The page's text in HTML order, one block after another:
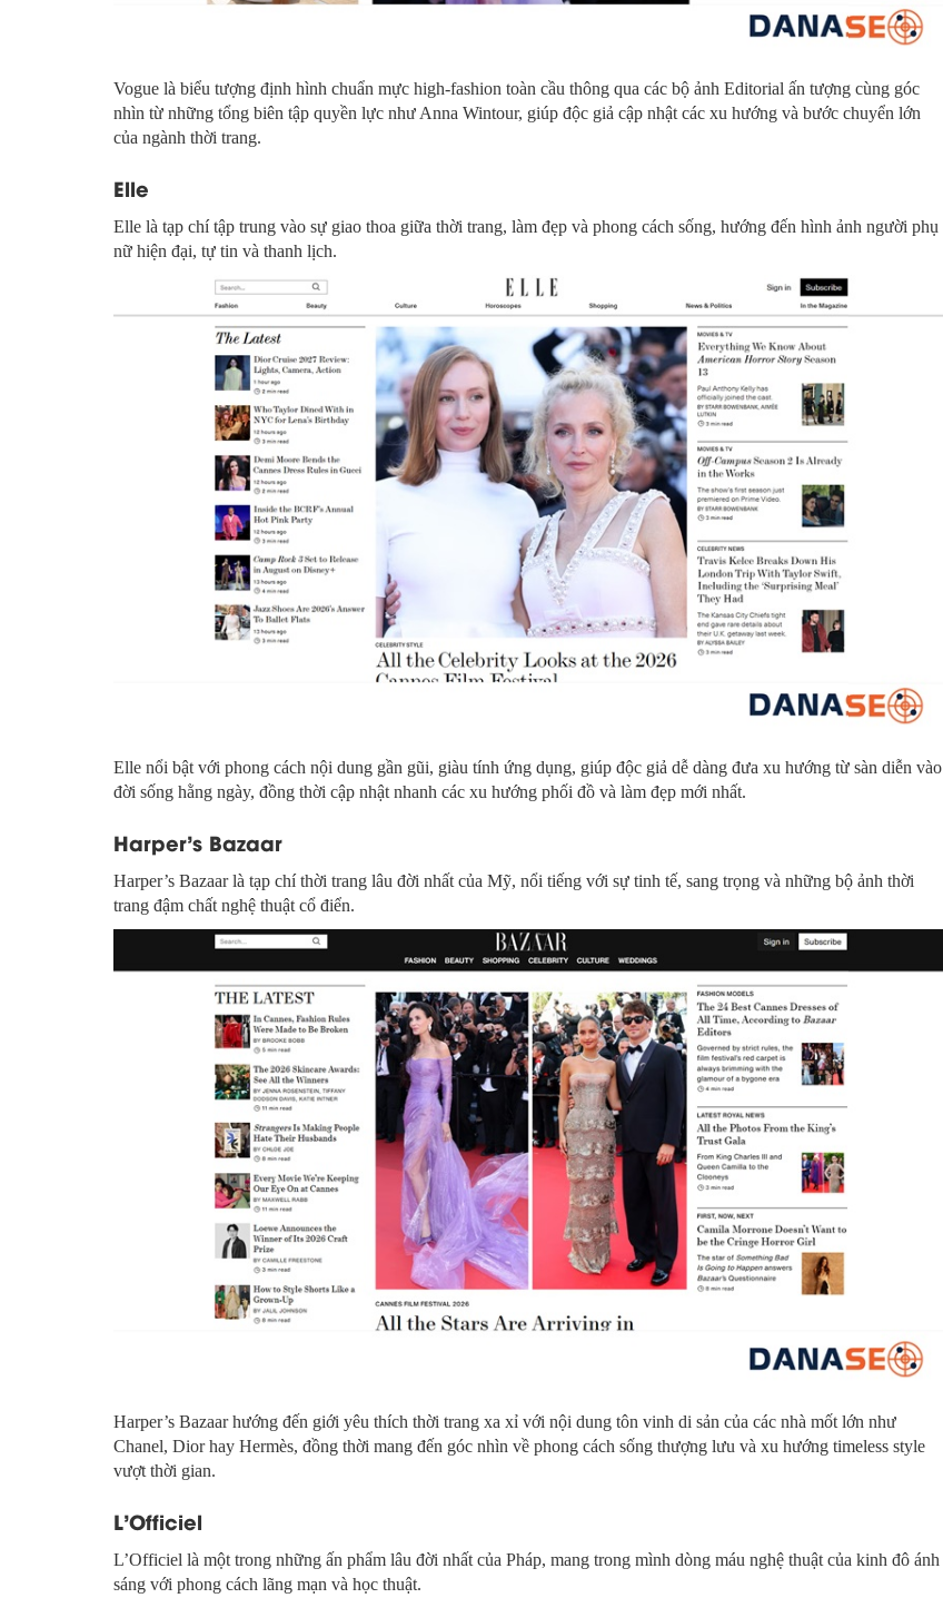
Vogue là biểu tượng định hình chuẩn mực high-fashion toàn cầu thông qua các bộ ảnh Editorial ấn tượng cùng góc
nhìn từ những tổng biên tập quyền lực như Anna Wintour, giúp độc giả cập nhật các xu hướng và bước chuyển lớn
của ngành thời trang.
Elle
Elle là tạp chí tập trung vào sự giao thoa giữa thời trang, làm đẹp và phong cách sống, hướng đến hình ảnh người phụ
nữ hiện đại, tự tin và thanh lịch.
Elle nổi bật với phong cách nội dung gần gũi, giàu tính ứng dụng, giúp độc giả dễ dàng đưa xu hướng từ sàn diễn vào
đời sống hằng ngày, đồng thời cập nhật nhanh các xu hướng phối đồ và làm đẹp mới nhất.
Harper’s Bazaar
Harper’s Bazaar là tạp chí thời trang lâu đời nhất của Mỹ, nổi tiếng với sự tinh tế, sang trọng và những bộ ảnh thời
trang đậm chất nghệ thuật cổ điển.
Harper’s Bazaar hướng đến giới yêu thích thời trang xa xỉ với nội dung tôn vinh di sản của các nhà mốt lớn như
Chanel, Dior hay Hermès, đồng thời mang đến góc nhìn về phong cách sống thượng lưu và xu hướng timeless style
vượt thời gian.
L’Officiel
L’Officiel là một trong những ấn phẩm lâu đời nhất của Pháp, mang trong mình dòng máu nghệ thuật của kinh đô ánh
sáng với phong cách lãng mạn và học thuật.